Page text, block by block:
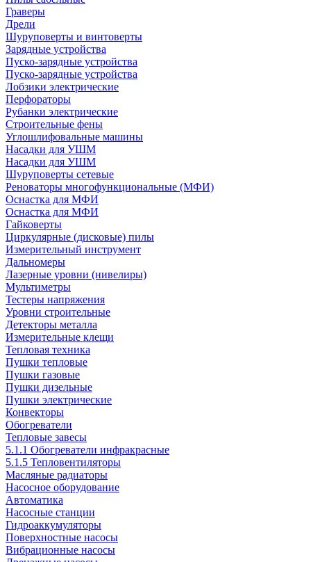
Граверы
Дрели
Шуруповерты и винтоверты
Зарядные устройства
Пуско-зарядные устройства
Пуско-зарядные устройства
Лобзики электрические
Перфораторы
Рубанки электрические
Строительные фены
Углошлифовальные машины
Насадки для УШМ
Насадки для УШМ
Шуруповерты сетевые
Реноваторы многофункциональные (МФИ)
Оснастка для МФИ
Оснастка для МФИ
Гайковерты
Циркулярные (дисковые) пилы
Измерительный инструмент
Дальномеры
Лазерные уровни (нивелиры)
Мультиметры
Тестеры напряжения
Уровни строительные
Детекторы металла
Измерительные клещи
Тепловая техника
Пушки тепловые
Пушки газовые
Пушки дизельные
Пушки электрические
Конвекторы
Обогреватели
Тепловые завесы
5.1.1 Обогреватели инфракрасные
5.1.5 Тепловентиляторы
Масляные радиаторы
Насосное оборудование
Автоматика
Насосные станции
Гидроаккумуляторы
Поверхностные насосы
Вибрационные насосы